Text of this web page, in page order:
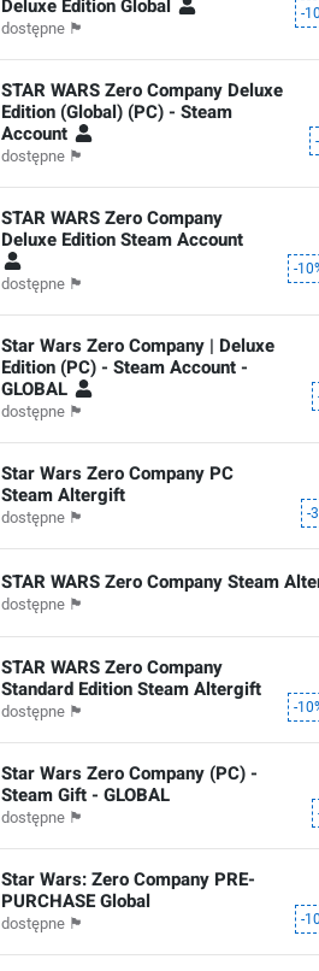
Deluxe Edition Global
dostępne 🏴
-
STAR WARS Zero Company Deluxe
Edition (Global) (PC) - Steam
Account
dostępne 🏴
STAR WARS Zero Company
Deluxe Edition Steam Account
dostępne 🏴
-
Star Wars Zero Company | Deluxe
Edition (PC) - Steam Account -
GLOBAL
dostępne 🏴
Star Wars Zero Company PC
Steam Altergift
dostępne 🏴 -
STAR WARS Zero Company Steam
dostępne 🏴
STAR WARS Zero Company
Standard Edition Steam Altergift
dostępne 🏴 -
Star Wars Zero Company (PC) -
Steam Gift - GLOBAL
dostępne 🏴
Star Wars: Zero Company PRE-
PURCHASE Global
dostępne 🏴 -